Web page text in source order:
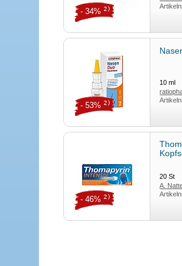
- 34% 2)
10ml
- 53% 2)
20St
A.
- 46% 2)